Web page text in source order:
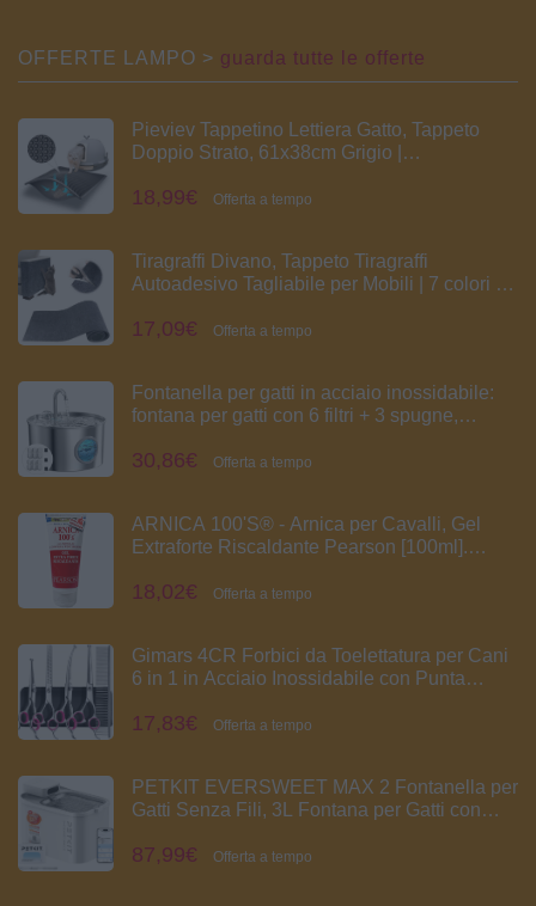
OFFERTE LAMPO > guarda tutte le offerte
Pieviev Tappetino Lettiera Gatto, Tappeto
Doppio Strato, 61x38cm Grigio |
tappeto con nido d'ape, antisabbia, sotto la
18,99€ Offerta a tempo
Tiragraffi Divano, Tappeto Tiragraffi
Autoadesivo Tagliabile per Mobili | 7 colori e
per proteggere divani e mobili dai graffi dei
17,09€ Offerta a tempo
Fontanella per gatti in acciaio inossidabile:
fontana per gatti con 6 filtri + 3 spugne,
silenzioso per gatti
30,86€ Offerta a tempo
ARNICA 100'S® - Arnica per Cavalli, Gel
Extraforte Riscaldante Pearson [100ml].
Wintergreen. Pomata Defaticante e
18,02€ Offerta a tempo
Gimars 4CR Forbici da Toelettatura per Cani
6 in 1 in Acciaio Inossidabile con Punta
per Cani, Gatti
17,83€ Offerta a tempo
PETKIT EVERSWEET MAX 2 Fontanella per
Gatti Senza Fili, 3L Fontana per Gatti con
Ultra Silenziosa, Controllo App Intelligente,
87,99€ Offerta a tempo